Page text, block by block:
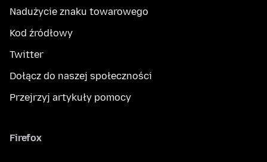
Nadużycie znaku towarowego
Kod źródłowy
Twitter
Dołącz do naszej społeczności
Przejrzyj artykuły pomocy
Firefox